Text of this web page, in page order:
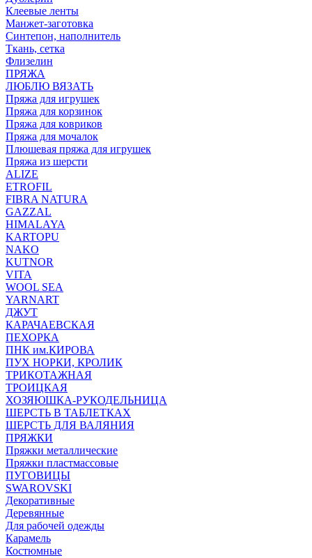
Клеевые ленты
Манжет-заготовка
Синтепон, наполнитель
Ткань, сетка
Флизелин
ПРЯЖА
ЛЮБЛЮ ВЯЗАТЬ
Пряжа для игрушек
Пряжа для корзинок
Пряжа для ковриков
Пряжа для мочалок
Плюшевая пряжа для игрушек
Пряжа из шерсти
ALIZE
ETROFIL
FIBRA NATURA
GAZZAL
HIMALAYA
KARTOPU
NAKO
KUTNOR
VITA
WOOL SEA
YARNART
ДЖУТ
КАРАЧАЕВСКАЯ
ПЕХОРКА
ПНК им.КИРОВА
ПУХ НОРКИ, КРОЛИК
ТРИКОТАЖНАЯ
ТРОИЦКАЯ
ХОЗЯЮШКА-РУКОДЕЛЬНИЦА
ШЕРСТЬ В ТАБЛЕТКАХ
ШЕРСТЬ ДЛЯ ВАЛЯНИЯ
ПРЯЖКИ
Пряжки металлические
Пряжки пластмассовые
ПУГОВИЦЫ
SWAROVSKI
Декоративные
Деревянные
Для рабочей одежды
Карамель
Костюмные